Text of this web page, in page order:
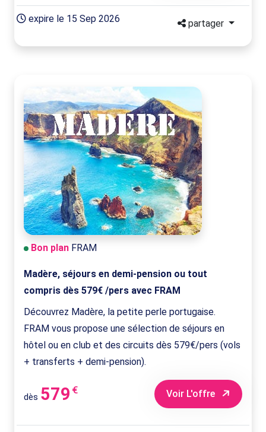
expire le 15 Sep 2026 partager
Bon plan FRAM
Madère, séjours en demi-pension ou tout
compris dès 579€ /pers avec FRAM
Découvrez Madère, la petite perle portugaise.
FRAM vous propose une sélection de séjours en
hôtel ou en club et des circuits dès 579€/pers (vols
+ transferts + demi-pension).
dès 579 € Voir L'offre